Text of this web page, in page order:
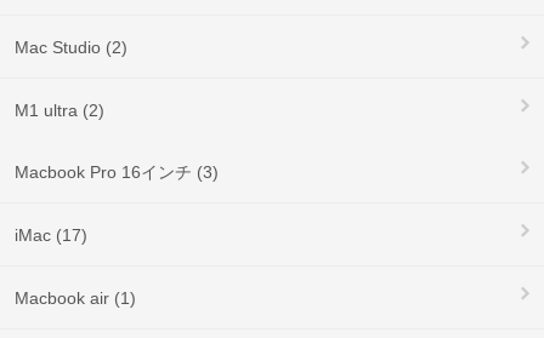
Mac Studio (2)
M1 ultra (2)
Macbook Pro 16インチ (3)
iMac (17)
Macbook air (1)